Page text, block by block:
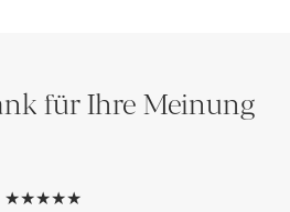
für Ihre Meinung
★★★★★